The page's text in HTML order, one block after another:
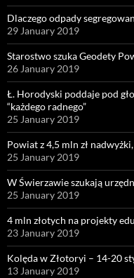
Dlaczego odpady
29 January 2019
Starostwo szuka Geodety
26 January 2019
Ł. Horodyski poddaje pod
“każdego radnego”
25 January 2019
Powiat z 4,5 mln zł
25 January 2019
W Świerzawie szukają
25 January 2019
4 mln złotych na projekty
23 January 2019
Kolęda w Złotoryi – 14-20
13 January 2019